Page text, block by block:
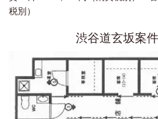
税別）
渋谷道玄坂案件